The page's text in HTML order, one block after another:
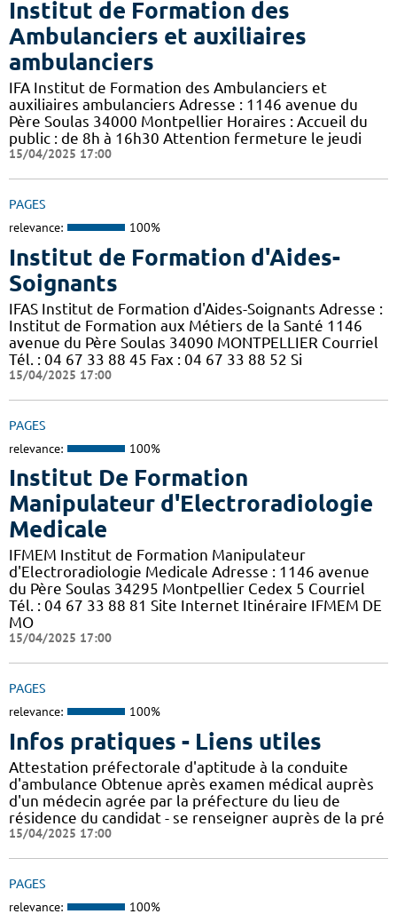
Institut de Formation des
Ambulanciers et auxiliaires
ambulanciers
IFA Institut de Formation des Ambulanciers et
auxiliaires ambulanciers Adresse : 1146 avenue du
Père Soulas 34000 Montpellier Horaires : Accueil du
public : de 8h à 16h30 Attention fermeture le jeudi
15/04/2025 17:00
PAGES
relevance: 100%
Institut de Formation d'Aides-
Soignants
IFAS Institut de Formation d'Aides-Soignants Adresse :
Institut de Formation aux Métiers de la Santé 1146
avenue du Père Soulas 34090 MONTPELLIER Courriel
Tél. : 04 67 33 88 45 Fax : 04 67 33 88 52 Si
15/04/2025 17:00
PAGES
relevance: 100%
Institut De Formation
Manipulateur d'Electroradiologie
Medicale
IFMEM Institut de Formation Manipulateur
d'Electroradiologie Medicale Adresse : 1146 avenue
du Père Soulas 34295 Montpellier Cedex 5 Courriel
Tél. : 04 67 33 88 81 Site Internet Itinéraire IFMEM DE
MO
15/04/2025 17:00
PAGES
relevance: 100%
Infos pratiques - Liens utiles
Attestation préfectorale d'aptitude à la conduite
d'ambulance Obtenue après examen médical auprès
d'un médecin agrée par la préfecture du lieu de
résidence du candidat - se renseigner auprès de la pré
15/04/2025 17:00
PAGES
relevance: 100%